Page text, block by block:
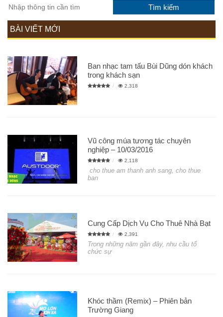
BÀI VIẾT MỚI
Ban nhạc tam tấu Bùi Dũng dón khách
trong khách sạn
2,318
Vũ công múa tương tác chuyên
nghiệp – 10/03/2016
2,118
cho thue am thanh anh sang, cho thue
ban
Cung Cấp Dịch Vụ Cho Thuê Nhà Bạt
2,391
Trong những năm gần đây, nhu cầu tổ
chức sự
Khóc thầm (Remix) – Phiên bản
Trường Giang